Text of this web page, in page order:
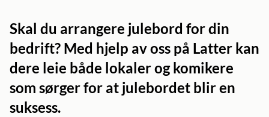
Skal du arrangere julebord for din
bedrift? Med hjelp av oss på Latter kan
dere leie både lokaler og komikere
som sørger for at julebordet blir en
suksess.